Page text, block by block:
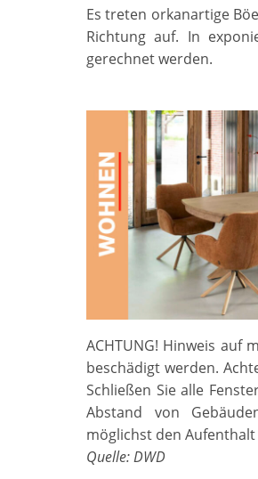
Es treten orkanartige
Richtung auf. In
gerechnet werden.
ACHTUNG! Hinweis auf
beschädigt werden.
Schließen Sie alle
Abstand von
möglichst den Aufenthalt
Quelle: DWD